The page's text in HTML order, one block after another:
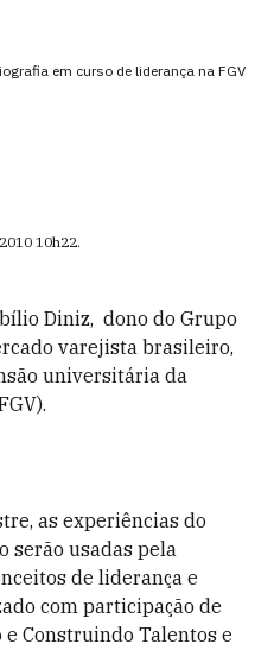
em curso de liderança na FGV
10h22.
Diniz, dono do Grupo
varejista brasileiro,
universitária da
as experiências do
serão usadas pela
de liderança e
com participação de
Construindo Talentos e